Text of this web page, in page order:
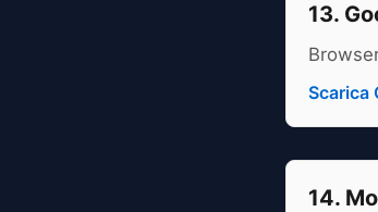
13.
Scarica
14.